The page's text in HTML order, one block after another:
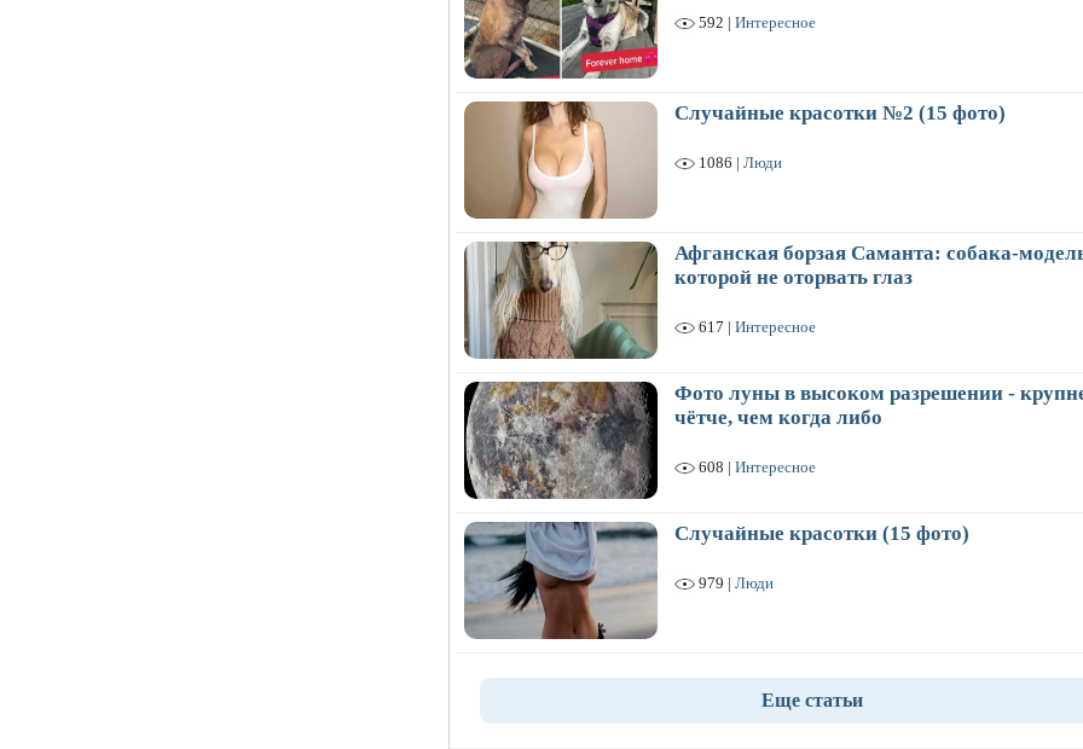
592 | Интересное
Случайные красотки №2 (15 фото)
1086 | Люди
Афганская борзая Саманта: собака-
которой не оторвать глаз
617 | Интересное
Фото луны в высоком разрешении -
чётче, чем когда либо
608 | Интересное
Случайные красотки (15 фото)
979 | Люди
Еще статьи